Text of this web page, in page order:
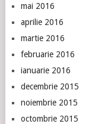
mai 2016
aprilie 2016
martie 2016
februarie 2016
ianuarie 2016
decembrie 2015
noiembrie 2015
octombrie 2015